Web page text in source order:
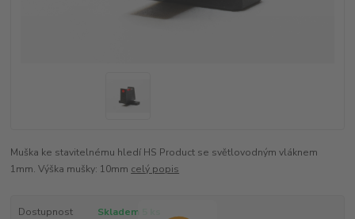
Muška ke stavitelnému hledí HS Product se světlovodným vláknem
1mm. Výška mušky: 10mm celý popis
Dostupnost
Skladem 5 ks